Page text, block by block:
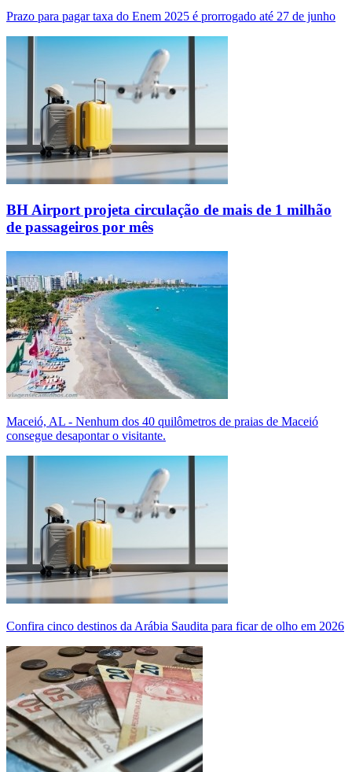
Prazo para pagar taxa do Enem 2025 é prorrogado até 27 de junho
BH Airport projeta circulação de mais de 1 milhão
de passageiros por mês
Maceió, AL - Nenhum dos 40 quilômetros de praias de Maceió
consegue desapontar o visitante.
Confira cinco destinos da Arábia Saudita para ficar de olho em 2026